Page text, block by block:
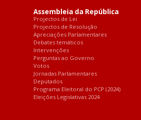
Assembleia da República
Projectos de Lei
Projectos de Resolução
Apreciações Parlamentares
Debates temáticos
Intervenções
Perguntas ao Governo
Votos
Jornadas Parlamentares
Deputados
Programa Eleitoral do PCP (2024)
Eleições Legislativas 2024